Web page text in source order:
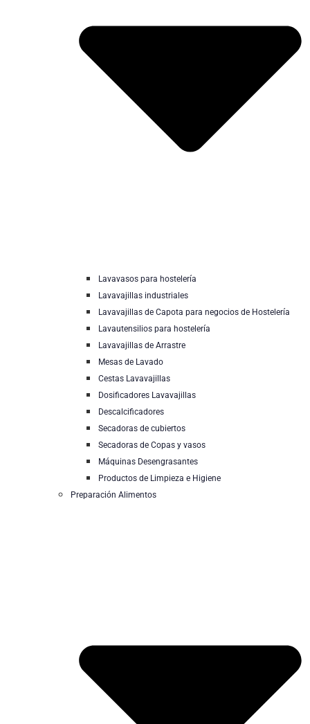
Lavavasos para hostelería
Lavavajillas industriales
Lavavajillas de Capota para negocios de Hostelería
Lavautensilios para hostelería
Lavavajillas de Arrastre
Mesas de Lavado
Cestas Lavavajillas
Dosificadores Lavavajillas
Descalcificadores
Secadoras de cubiertos
Secadoras de Copas y vasos
Máquinas Desengrasantes
Productos de Limpieza e Higiene
Preparación Alimentos